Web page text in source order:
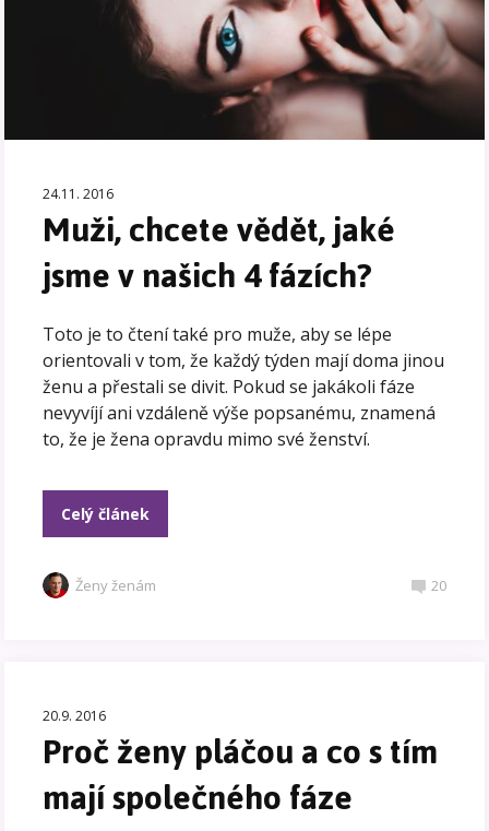
24.11. 2016
Muži, chcete vědět, jaké
jsme v našich 4 fázích?
Toto je to čtení také pro muže, aby se lépe
orientovali v tom, že každý týden mají doma jinou
ženu a přestali se divit. Pokud se jakákoli fáze
nevyvíjí ani vzdáleně výše popsanému, znamená
to, že je žena opravdu mimo své ženství.
Celý článek
Ženy ženám 20
20.9. 2016
Proč ženy pláčou a co s tím
mají společného fáze